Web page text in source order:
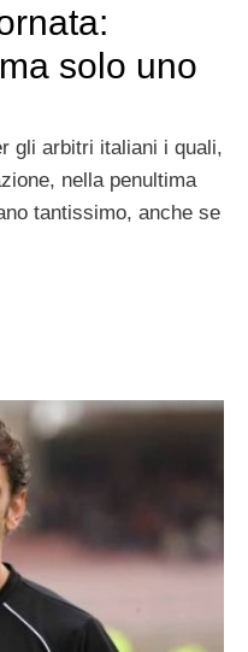
solo uno
gli arbitri italiani i quali,
nella penultima
tantissimo, anche se